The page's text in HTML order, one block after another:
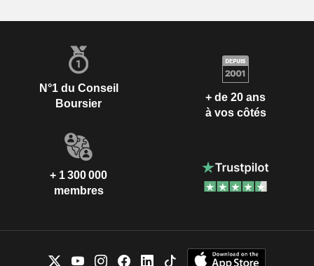
N°1 du Conseil
Boursier
+ de 20 ans
à vos côtés
+ 1 300 000
membres